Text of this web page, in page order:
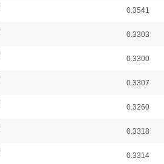
0.3541
0.3303
0.3300
0.3307
0.3260
0.3318
0.3314